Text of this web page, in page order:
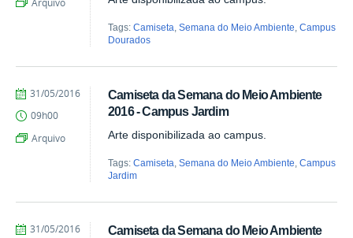
Tags:Camiseta ,Semana do Meio Ambiente ,Campus
Dourados
Camiseta da Semana do Meio Ambiente
2016 - Campus Jardim
Arte disponibilizada ao campus.
Tags:Camiseta ,Semana do Meio Ambiente ,Campus
Jardim
by
Aragão
Published
31/05/2016
09h00
Arquivo
Camiseta da Semana do Meio Ambiente
by
Published
31/05/2016